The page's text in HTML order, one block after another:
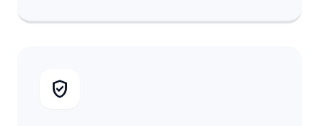
verified_user